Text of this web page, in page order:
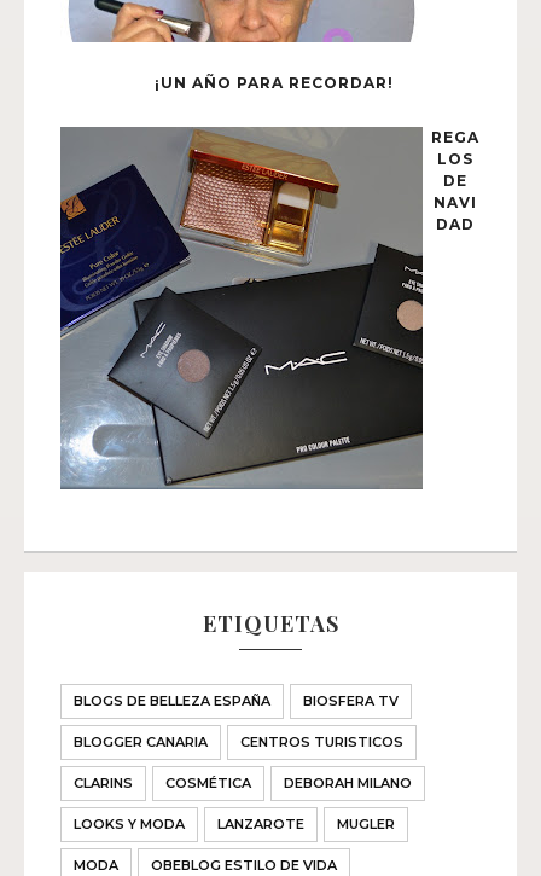
¡UN AÑO PARA RECORDAR!
REGA
LOS
DE
NAVI
DAD
ETIQUETAS
BLOGS DE BELLEZA ESPAÑA BIOSFERA TV
BLOGGER CANARIA CENTROS TURISTICOS
CLARINS COSMÉTICA DEBORAH MILANO
LOOKS Y MODA LANZAROTE MUGLER
MODA OBEBLOG ESTILO DE VIDA